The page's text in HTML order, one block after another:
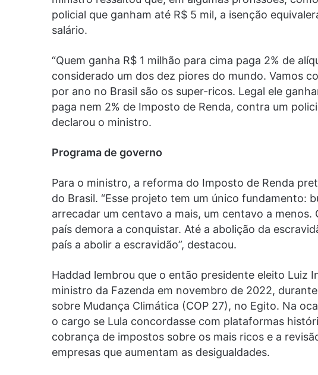
policial que ganham até R$ 5 mil, a isenção
salário.
“Quem ganha R$ 1 milhão para cima paga 2% de
considerado um dos dez piores do mundo. Vamos
por ano no Brasil são os super-ricos. Legal ele
paga nem 2% de Imposto de Renda, contra um
declarou o ministro.
Programa de governo
Para o ministro, a reforma do Imposto de Renda
do Brasil. “Esse projeto tem um único fundamento:
arrecadar um centavo a mais, um centavo a menos.
país demora a conquistar. Até a abolição da
país a abolir a escravidão”, destacou.
Haddad lembrou que o então presidente eleito Luiz
ministro da Fazenda em novembro de 2022,
sobre Mudança Climática (COP 27), no Egito. Na
o cargo se Lula concordasse com plataformas
cobrança de impostos sobre os mais ricos e a
empresas que aumentam as desigualdades.